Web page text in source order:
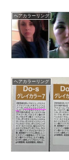
ヘアカラーリング
ヘアカラーリング